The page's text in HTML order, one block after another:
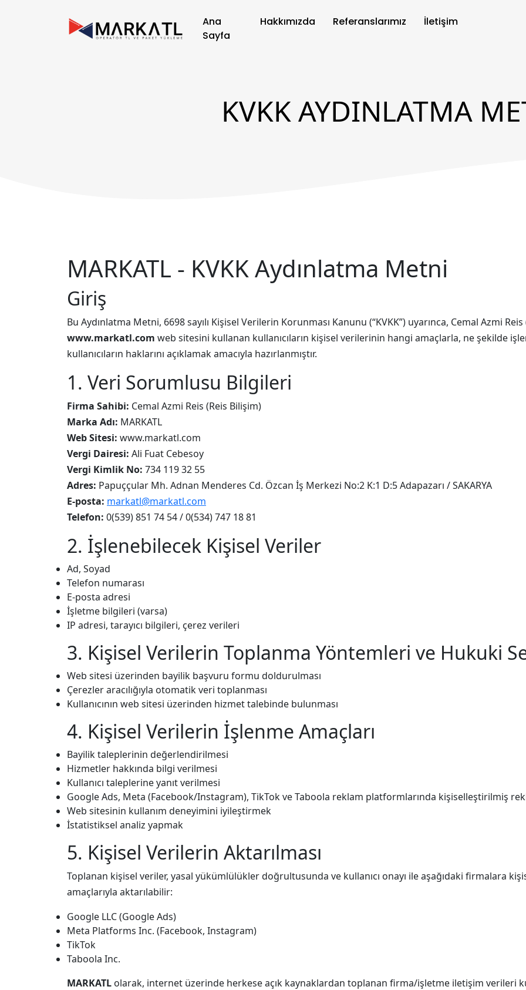
Ana
Sayfa
Hakkımızda Referanslarımız İletişim
KVKK AYDINLATMA
MARKATL - KVKK Aydınlatma Metni
Giriş
Bu Aydınlatma Metni, 6698 sayılı Kişisel Verilerin Korunması Kanunu (“KVKK”) uyarınca, Cemal Azmi
www.markatl.com web sitesini kullanan kullanıcıların kişisel verilerinin hangi amaçlarla, ne şekilde
kullanıcıların haklarını açıklamak amacıyla hazırlanmıştır.
1. Veri Sorumlusu Bilgileri
Firma Sahibi: Cemal Azmi Reis (Reis Bilişim)
Marka Adı: MARKATL
Web Sitesi: www.markatl.com
Vergi Dairesi: Ali Fuat Cebesoy
Vergi Kimlik No: 734 119 32 55
Adres: Papuççular Mh. Adnan Menderes Cd. Özcan İş Merkezi No:2 K:1 D:5 Adapazarı / SAKARYA
E-posta: markatl@markatl.com
Telefon: 0(539) 851 74 54 / 0(534) 747 18 81
2. İşlenebilecek Kişisel Veriler
Ad, Soyad
Telefon numarası
E-posta adresi
İşletme bilgileri (varsa)
IP adresi, tarayıcı bilgileri, çerez verileri
3. Kişisel Verilerin Toplanma Yöntemleri ve Hukuki
Web sitesi üzerinden bayilik başvuru formu doldurulması
Çerezler aracılığıyla otomatik veri toplanması
Kullanıcının web sitesi üzerinden hizmet talebinde bulunması
4. Kişisel Verilerin İşlenme Amaçları
Bayilik taleplerinin değerlendirilmesi
Hizmetler hakkında bilgi verilmesi
Kullanıcı taleplerine yanıt verilmesi
Google Ads, Meta (Facebook/Instagram), TikTok ve Taboola reklam platformlarında kişiselleştirilmiş
Web sitesinin kullanım deneyimini iyileştirmek
İstatistiksel analiz yapmak
5. Kişisel Verilerin Aktarılması
Toplanan kişisel veriler, yasal yükümlülükler doğrultusunda ve kullanıcı onayı ile aşağıdaki firmalara
amaçlarıyla aktarılabilir:
Google LLC (Google Ads)
Meta Platforms Inc. (Facebook, Instagram)
TikTok
Taboola Inc.
MARKATL olarak, internet üzerinde herkese açık kaynaklardan toplanan firma/işletme iletişim verileri